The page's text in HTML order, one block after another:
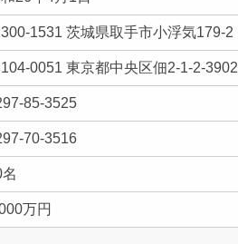
1531 茨城県取手市小浮気179-2
0051 東京都中央区佃2-1-2-3902
85-3525
70-3516
万円